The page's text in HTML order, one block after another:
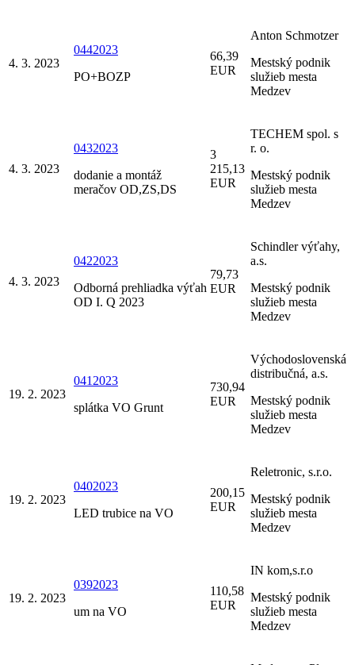
4. 3. 2023
0442023
PO+BOZP
66,39
EUR
Anton Schmotzer
Mestský podnik
služieb mesta
Medzev
4. 3. 2023
0432023
dodanie a montáž
meračov OD,ZS,DS
3
215,13
EUR
TECHEM spol. s
r. o.
Mestský podnik
služieb mesta
Medzev
4. 3. 2023
0422023
Odborná prehliadka výťah
OD I. Q 2023
79,73
EUR
Schindler výťahy,
a.s.
Mestský podnik
služieb mesta
Medzev
19. 2. 2023
0412023
splátka VO Grunt
730,94
EUR
Východoslovenská
distribučná, a.s.
Mestský podnik
služieb mesta
Medzev
19. 2. 2023
0402023
LED trubice na VO
200,15
EUR
Reletronic, s.r.o.
Mestský podnik
služieb mesta
Medzev
19. 2. 2023
0392023
um na VO
110,58
EUR
IN kom,s.r.o
Mestský podnik
služieb mesta
Medzev